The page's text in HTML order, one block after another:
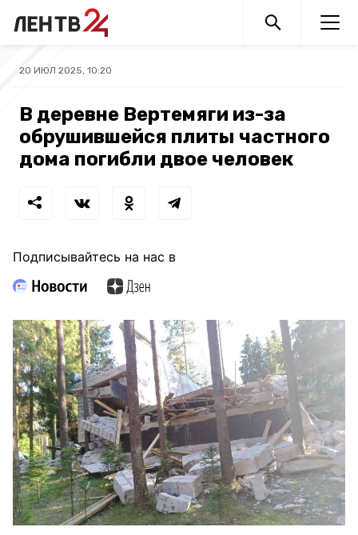
20 ИЮЛ 2025, 10:20
В деревне Вертемяги из-за
обрушившейся плиты частного
дома погибли двое человек
Подписывайтесь на нас в